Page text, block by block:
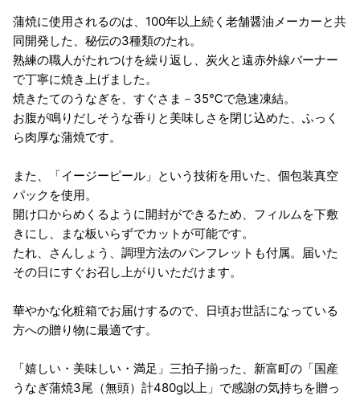
蒲焼に使用されるのは、100年以上続く老舗醤油メーカーと共
同開発した、秘伝の3種類のたれ。
熟練の職人がたれつけを繰り返し、炭火と遠赤外線バーナー
で丁寧に焼き上げました。
焼きたてのうなぎを、すぐさま－35℃で急速凍結。
お腹が鳴りだしそうな香りと美味しさを閉じ込めた、ふっく
ら肉厚な蒲焼です。
また、「イージーピール」という技術を用いた、個包装真空
パックを使用。
開け口からめくるように開封ができるため、フィルムを下敷
きにし、まな板いらずでカットが可能です。
たれ、さんしょう、調理方法のパンフレットも付属。届いた
その日にすぐお召し上がりいただけます。
華やかな化粧箱でお届けするので、日頃お世話になっている
方への贈り物に最適です。
「嬉しい・美味しい・満足」三拍子揃った、新富町の「国産
うなぎ蒲焼3尾（無頭）計480g以上」で感謝の気持ちを贈っ